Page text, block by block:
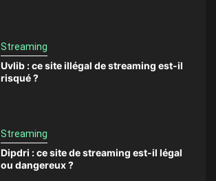
Streaming
Uvlib : ce site illégal de streaming est-il
risqué ?
Streaming
Dipdri : ce site de streaming est-il légal
ou dangereux ?